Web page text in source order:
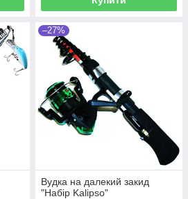
–27%
Вудка на далекий закид
"Набір Kalipso"